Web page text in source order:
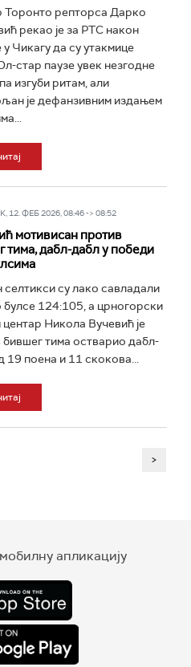
Торонто репторса Дарко
рекао је за РТС након
Чикагу да су утакмице
стар паузе увек незгодне
изгуби ритам, али
је дефанзивним издањем
12. ФЕБ 2026, 08:46 -> 08:52
мотивисан против
тима, дабл-дабл у победи
селтикси су лако савладали
булсе 124:105, а црногорски
центар Никола Вучевић је
бившег тима остварио дабл-
19 поена и 11 скокова...
>
апликацију